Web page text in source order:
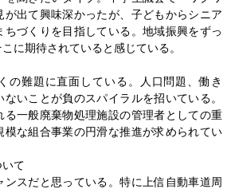
が出て興味深かったが、子どもからシニア
ちづくりを目指している。地域振興をずっ
に期待されていると感じている。
難題に直面している。人口問題、働き
いことが負のスパイラルを招いている。
る一般廃棄物処理施設の管理者としての重
模な組合事業の円滑な推進が求められてい
て
スだと思っている。特に上信自動車道周